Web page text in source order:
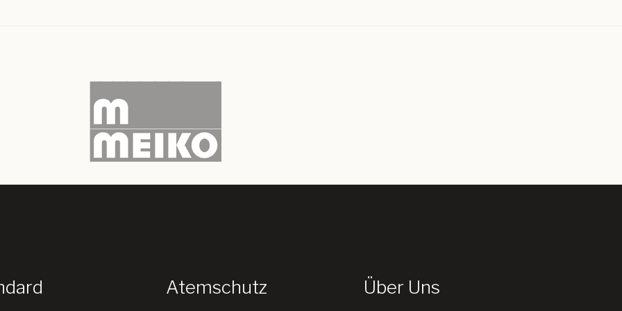
Atemschutz Über Uns